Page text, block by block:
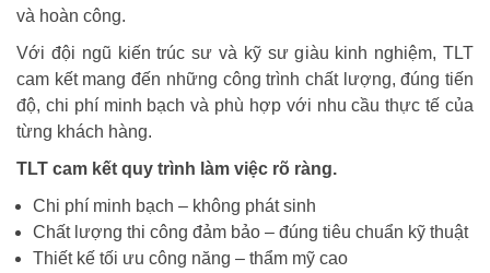
và hoàn công.
Với đội ngũ kiến trúc sư và kỹ sư giàu kinh nghiệm, TLT
cam kết mang đến những công trình chất lượng, đúng tiến
độ, chi phí minh bạch và phù hợp với nhu cầu thực tế của
từng khách hàng.
TLT cam kết quy trình làm việc rõ ràng.
Chi phí minh bạch – không phát sinh
Chất lượng thi công đảm bảo – đúng tiêu chuẩn kỹ thuật
Thiết kế tối ưu công năng – thẩm mỹ cao